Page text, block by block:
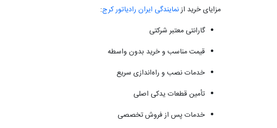
مزایای خرید ازنمایندگی ایران رادیاتور کرج:
گارانتی معتبر شرکتی
قیمت مناسب و خرید بدون واسطه
خدمات نصب و راه‌اندازی سریع
تأمین قطعات یدکی اصلی
خدمات پس از فروش تخصصی